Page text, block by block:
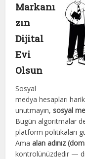
Markanı
zın
Dijital
Evi
Olsun
Sosyal
medya hesapları
unutmayın,sosyal
Bugün algoritmalar
platform politikaları
Amaalan adınız
kontrolünüzdedir —